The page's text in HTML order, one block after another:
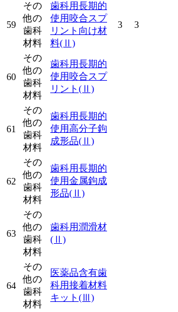
59
その
他の
歯科
材料
歯科用長期的
使用咬合スプ
リント向け材
料(Ⅱ)
3 3
60
その
他の
歯科
材料
歯科用長期的
使用咬合スプ
リント (Ⅱ)
61
その
他の
歯科
材料
歯科用長期的
使用高分子鉤
成形品(Ⅱ)
62
その
他の
歯科
材料
歯科用長期的
使用金属鉤成
形品(Ⅱ)
63
その
他の
歯科
材料
歯科用潤滑材
(Ⅱ)
64
その
他の
歯科
材料
医薬品含有歯
科用接着材料
キット (Ⅲ)